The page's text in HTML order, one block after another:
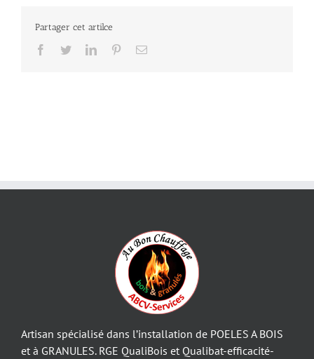
Partager cet artilce
Facebook
TwitterLinkedInPinterestEmail
Artisan spécialisé dans l’installation de POELES A BOIS
et à GRANULES. RGE QualiBois et Qualibat-efficacité-